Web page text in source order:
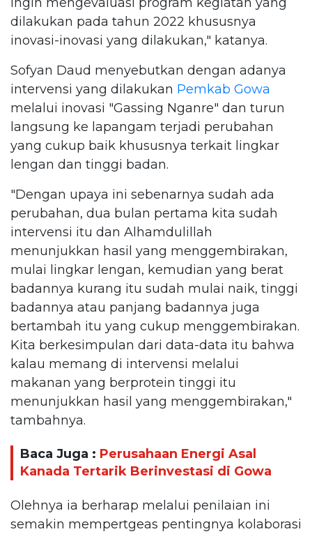
dilakukan pada tahun 2022 khususnya
inovasi-inovasi yang dilakukan," katanya.
Sofyan Daud menyebutkan dengan adanya
intervensi yang dilakukan Pemkab Gowa
melalui inovasi "Gassing Nganre" dan turun
langsung ke lapangam terjadi perubahan
yang cukup baik khususnya terkait lingkar
lengan dan tinggi badan.
"Dengan upaya ini sebenarnya sudah ada
perubahan, dua bulan pertama kita sudah
intervensi itu dan Alhamdulillah
menunjukkan hasil yang menggembirakan,
mulai lingkar lengan, kemudian yang berat
badannya kurang itu sudah mulai naik, tinggi
badannya atau panjang badannya juga
bertambah itu yang cukup menggembirakan.
Kita berkesimpulan dari data-data itu bahwa
kalau memang di intervensi melalui
makanan yang berprotein tinggi itu
menunjukkan hasil yang menggembirakan,"
tambahnya.
Baca Juga : Perusahaan Energi Asal
Kanada Tertarik Berinvestasi di Gowa
Olehnya ia berharap melalui penilaian ini
semakin mempertgeas pentingnya kolaborasi